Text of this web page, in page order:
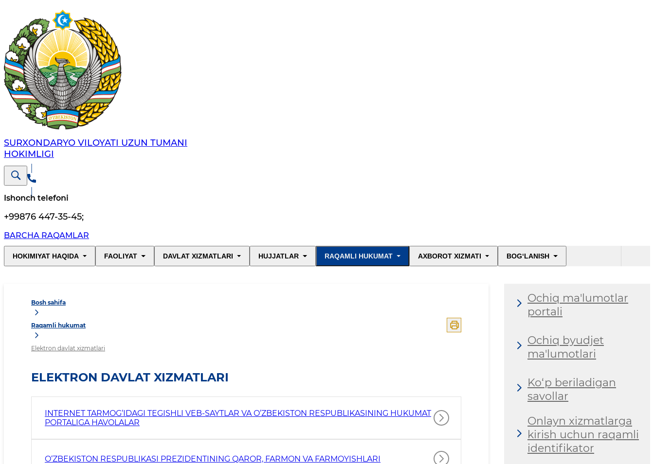
SURXONDARYO VILOYATI UZUN TUMANI
HOKIMLIGI
Ishonch telefoni
+99876 447-35-45;
BARCHA RAQAMLAR
HOKIMIYAT HAQIDA FAOLIYAT DAVLAT XIZMATLARI HUJJATLAR RAQAMLI HUKUMAT AXBOROT XIZMATI BOG‘LANISH
Bosh sahifa
Raqamli hukumat
Elektron davlat xizmatlari
ELEKTRON DAVLAT XIZMATLARI
INTERNET TARMOG‘IDAGI TEGISHLI VEB-SAYTLAR VA O‘ZBEKISTON RESPUBLIKASINING HUKUMAT
PORTALIGA HAVOLALAR
O‘ZBEKISTON RESPUBLIKASI PREZIDENTINING QAROR, FARMON VA FARMOYISHLARI
Ochiq ma'lumotlar
portali
Ochiq byudjet
ma'lumotlari
Ko‘p beriladigan
savollar
Onlayn xizmatlarga
kirish uchun raqamli
identifikator